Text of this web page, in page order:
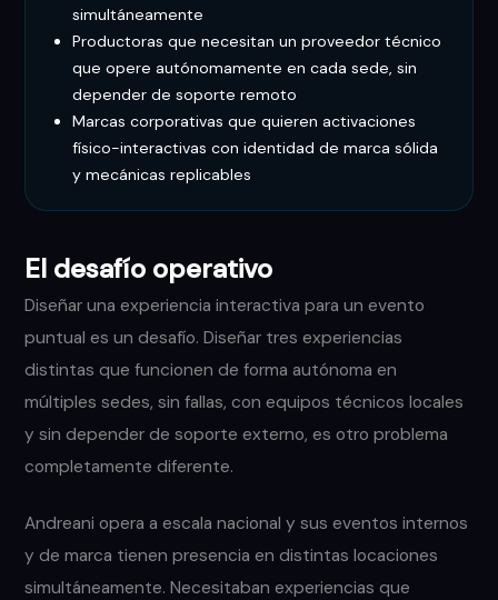
simultáneamente
Productoras que necesitan un proveedor técnico
que opere autónomamente en cada sede, sin
depender de soporte remoto
Marcas corporativas que quieren activaciones
físico-interactivas con identidad de marca sólida
y mecánicas replicables
El desafío operativo
Diseñar una experiencia interactiva para un evento
puntual es un desafío. Diseñar tres experiencias
distintas que funcionen de forma autónoma en
múltiples sedes, sin fallas, con equipos técnicos locales
y sin depender de soporte externo, es otro problema
completamente diferente.
Andreani opera a escala nacional y sus eventos internos
y de marca tienen presencia en distintas locaciones
simultáneamente. Necesitaban experiencias que